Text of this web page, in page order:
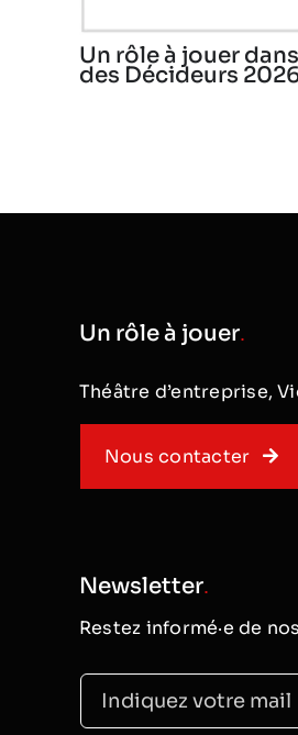
Un rôle à jouer
des Décideurs
Un rôle à jouer.
Théâtre d’entreprise,
Nous contacter
Newsletter.
Restez informé·e de